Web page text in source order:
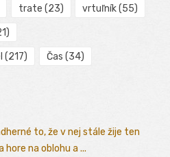
trate (23) vrtuľník(55)
(217) Čas (34)
to, že v nej stále žije ten
na oblohu a ...